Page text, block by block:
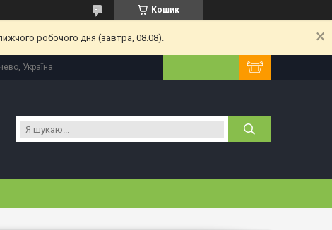
Кошик
робочого дня (завтра, 08.08).
Україна